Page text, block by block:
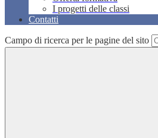
I progetti delle classi
Contatti
Campo di ricerca per le pagine del sito